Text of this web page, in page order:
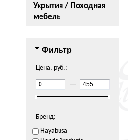
Укрытия / Походная
мебель
Фильтр
Цена, руб.:
—
Бренд:
Hayabusa